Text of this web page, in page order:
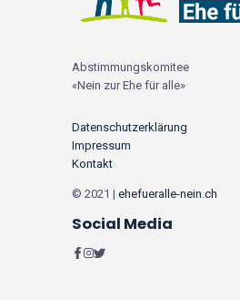
Abstimmungskomitee
«Nein zur Ehe für alle»
Datenschutzerklärung
Impressum
Kontakt
© 2021 | ehefueralle-nein.ch
Social Media